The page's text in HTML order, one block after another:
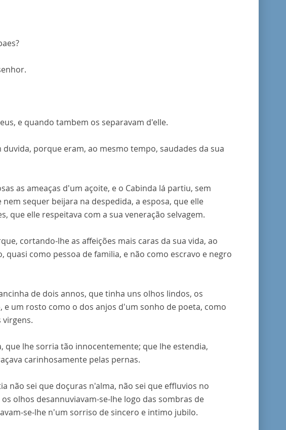
e quando tambem os separavam d'elle.
porque eram, ao mesmo tempo, saudades da sua
as ameaças d'um açoite, e o Cabinda lá partiu, sem
sequer beijara na despedida, a esposa, que elle
que elle respeitava com a sua veneração selvagem.
cortando-lhe as affeições mais caras da sua vida, ao
como pessoa de familia, e não como escravo e negro
de dois annos, que tinha uns olhos lindos, os
um rosto como o dos anjos d'um sonho de poeta, como
virgens.
que lhe sorria tão innocentemente; que lhe estendia,
carinhosamente pelas pernas.
não sei que doçuras n'alma, não sei que effluvios no
olhos desannuviavam-se-lhe logo das sombras de
se-lhe n'um sorriso de sincero e intimo jubilo.